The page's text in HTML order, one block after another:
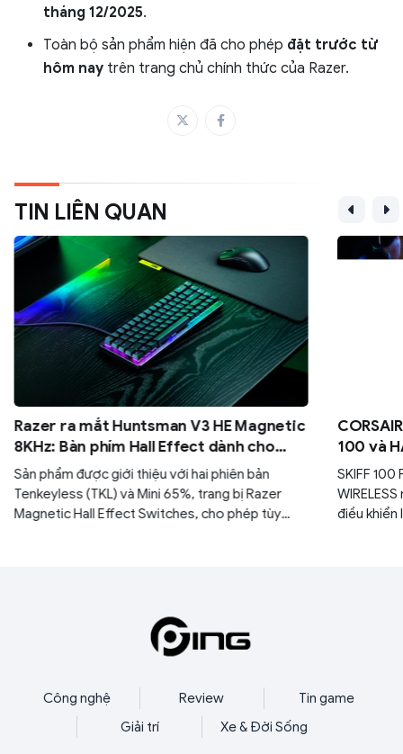
tháng 12/2025.
Toàn bộ sản phẩm hiện đã cho phép đặt trước từ
hôm nay trên trang chủ chính thức của Razer.
TIN LIÊN QUAN
Razer ra mắt Huntsman V3 HE Magnetic
8KHz: Bàn phím Hall Effect dành cho
game thủ esports
Sản phẩm được giới thiệu với hai phiên bản
Tenkeyless (TKL) và Mini 65%, trang bị Razer
Magnetic Hall Effect Switches, cho phép tùy
100 và
đa năng
SKIFF 100
điều khiển
Công nghệ Review
Tin game
Giải trí
Xe & Đời Sống